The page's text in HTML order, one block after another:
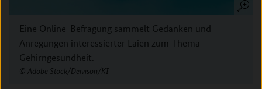
Eine Online-Befragung sammelt Gedanken und
Anregungen interessierter Laien zum Thema
Gehirngesundheit.
Adobe Stock/Deivison/KI